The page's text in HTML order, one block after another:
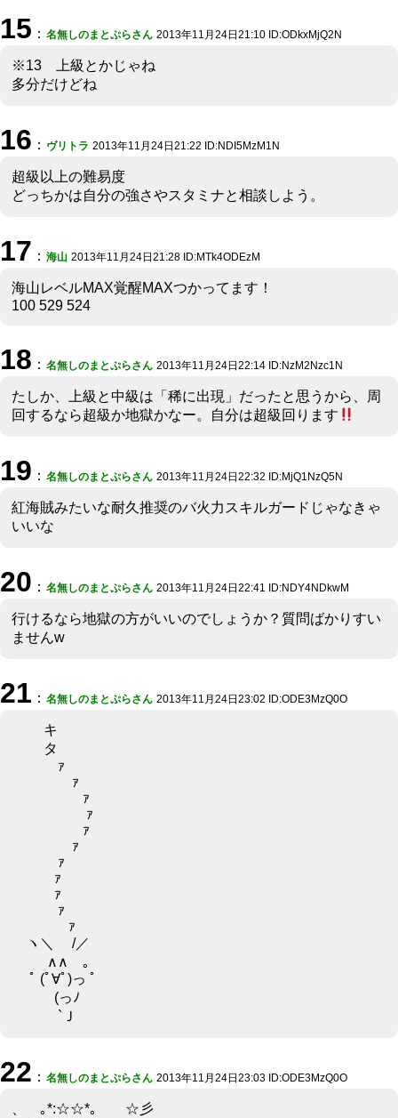
15 ： 名無しのまとぷらさん 2013年11月24日21:10 ID:ODkxMjQ2N
※13 上級とかじゃね
多分だけどね
16 ： ヴリトラ 2013年11月24日21:22 ID:NDI5MzM1N
超級以上の難易度
どっちかは自分の強さやスタミナと相談しよう。
17 ： 海山 2013年11月24日21:28 ID:MTk4ODEzM
海山レベルMAX覚醒MAXつかってます！
100 529 524
18 ： 名無しのまとぷらさん 2013年11月24日22:14 ID:NzM2Nzc1N
たしか、上級と中級は「稀に出現」だったと思うから、周
回するなら超級か地獄かなー。自分は超級回ります
19 ： 名無しのまとぷらさん 2013年11月24日22:32 ID:MjQ1NzQ5N
紅海賊みたいな耐久推奨のバ火力スキルガードじゃなきゃ
いいな
20 ： 名無しのまとぷらさん 2013年11月24日22:41 ID:NDY4NDkwM
行けるなら地獄の方がいいのでしょうか？質問ばかりすい
ませんw
21 ： 名無しのまとぷらさん 2013年11月24日23:02 ID:ODE3MzQ0O
キ
タ
ｧ
ｧ
ｧ
ｧ
ｧ
ｧ
ｧ
ｧ
ｧ
ｧ
ｧ
ヽ＼ /／
∧∧ ｡
ﾟ (ﾟ∀ﾟ)っ ﾟ
(っﾉ
`Ｊ
22 ： 名無しのまとぷらさん 2013年11月24日23:03 ID:ODE3MzQ0O
、 ｡*:☆☆*｡ ☆彡